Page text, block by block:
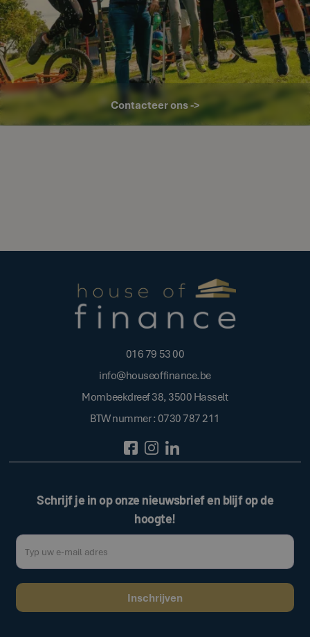
Contacteer ons ->
016 79 53 00
info@houseoffinance.be
Mombeekdreef 38, 3500 Hasselt
BTW nummer : 0730 787 211
Schrijf je in op onze nieuwsbrief en blijf op de
hoogte!